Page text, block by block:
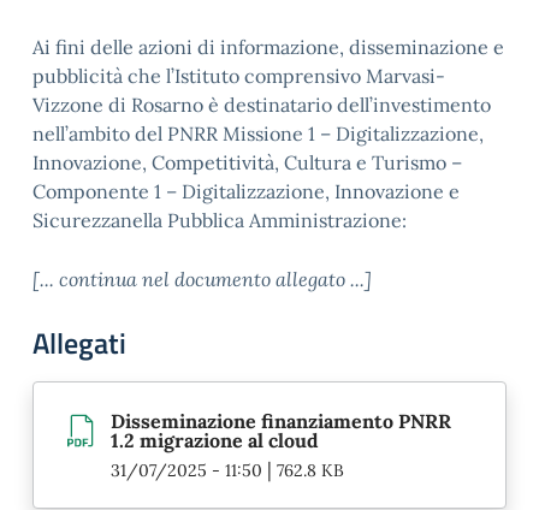
Ai fini delle azioni di informazione, disseminazione e
pubblicità che l’Istituto comprensivo Marvasi-
Vizzone di Rosarno è destinatario dell’investimento
nell’ambito del PNRR Missione 1 – Digitalizzazione,
Innovazione, Competitività, Cultura e Turismo –
Componente 1 – Digitalizzazione, Innovazione e
Sicurezzanella Pubblica Amministrazione:
[... continua nel documento allegato ...]
Allegati
Disseminazione finanziamento PNRR
1.2 migrazione al cloud
31/07/2025 - 11:50 | 762.8 KB